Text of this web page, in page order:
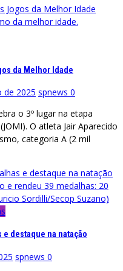
da melhor idade.
da Melhor Idade
de 2025 spnews 0
o 3º lugar na etapa
O atleta Jair Aparecido
categoria A (2 mil
e rendeu 39 medalhas: 20
Sordilli/Secop Suzano)
destaque na natação
spnews 0